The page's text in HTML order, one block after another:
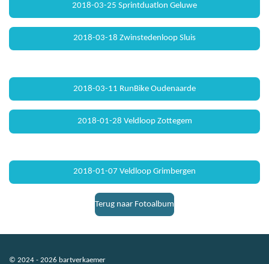
2018-03-25 Sprintduatlon Geluwe
2018-03-18 Zwinstedenloop Sluis
2018-03-11 RunBike Oudenaarde
2018-01-28 Veldloop Zottegem
2018-01-07 Veldloop Grimbergen
Terug naar Fotoalbum
© 2024 - 2026 bartverkaemer